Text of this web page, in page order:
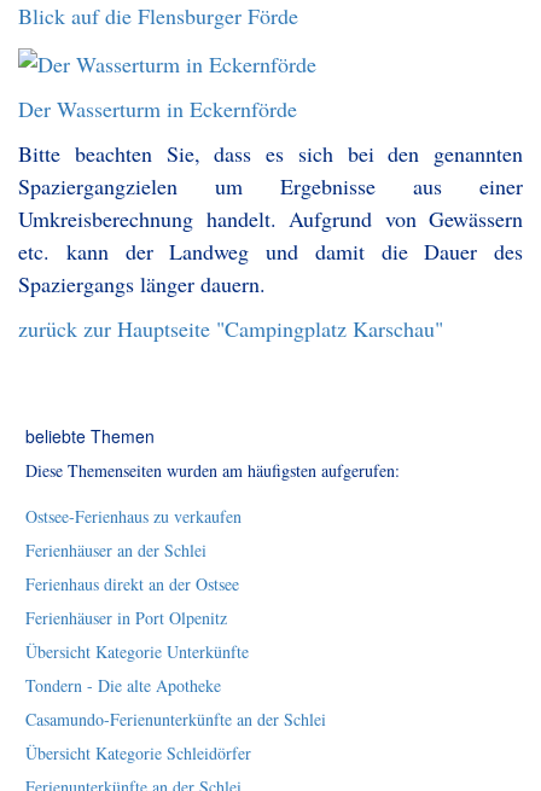
Blick auf die Flensburger Förde
Der Wasserturm in Eckernförde
Bitte beachten Sie, dass es sich bei den genannten
Spaziergangzielen um Ergebnisse aus einer
Umkreisberechnung handelt. Aufgrund von Gewässern
etc. kann der Landweg und damit die Dauer des
Spaziergangs länger dauern.
zurück zur Hauptseite "Campingplatz Karschau"
beliebte Themen
Diese Themenseiten wurden am häufigsten aufgerufen:
Ostsee-Ferienhaus zu verkaufen
Ferienhäuser an der Schlei
Ferienhaus direkt an der Ostsee
Ferienhäuser in Port Olpenitz
Übersicht Kategorie Unterkünfte
Tondern - Die alte Apotheke
Casamundo-Ferienunterkünfte an der Schlei
Übersicht Kategorie Schleidörfer